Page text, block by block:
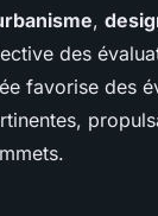
,
des
favorise des